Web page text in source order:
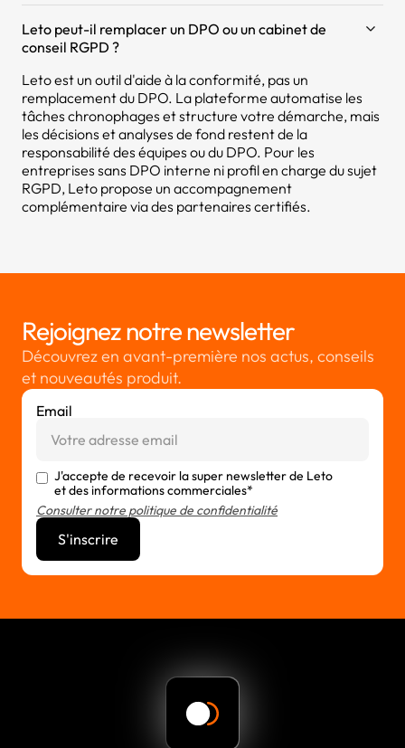
Leto peut-il remplacer un DPO ou un cabinet de
conseil RGPD ?
Leto est un outil d'aide à la conformité, pas un
remplacement du DPO. La plateforme automatise les
tâches chronophages et structure votre démarche, mais
les décisions et analyses de fond restent de la
responsabilité des équipes ou du DPO. Pour les
entreprises sans DPO interne ni profil en charge du sujet
RGPD, Leto propose un accompagnement
complémentaire via des partenaires certifiés.
Rejoignez notre newsletter
Découvrez en avant-première nos actus, conseils
et nouveautés produit.
Email
J'accepte de recevoir la super newsletter de Leto
et des informations commerciales*
Consulter notre politique de confidentialité